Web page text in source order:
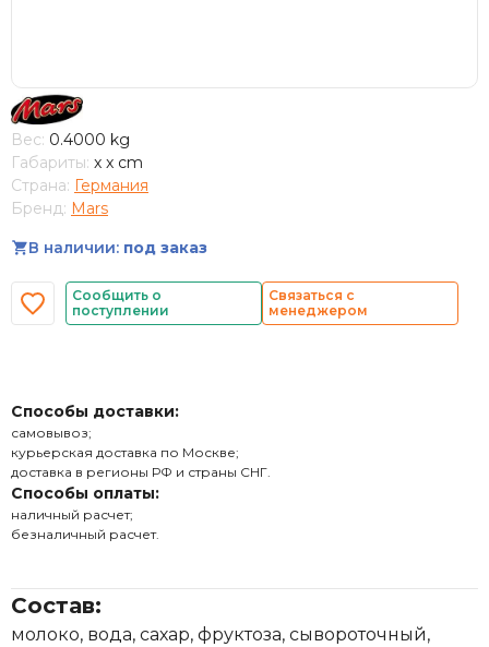
Вес: 0.4000 kg
Габариты: x x cm
Страна: Германия
Бренд: Mars
В наличии: под заказ
Сообщить о
поступлении
Связаться с
менеджером
Способы доставки:
самовывоз;
курьерская доставка по Москве;
доставка в регионы РФ и страны СНГ.
Способы оплаты:
наличный расчет;
безналичный расчет.
Состав:
молоко, вода, сахар, фруктоза, сывороточный,